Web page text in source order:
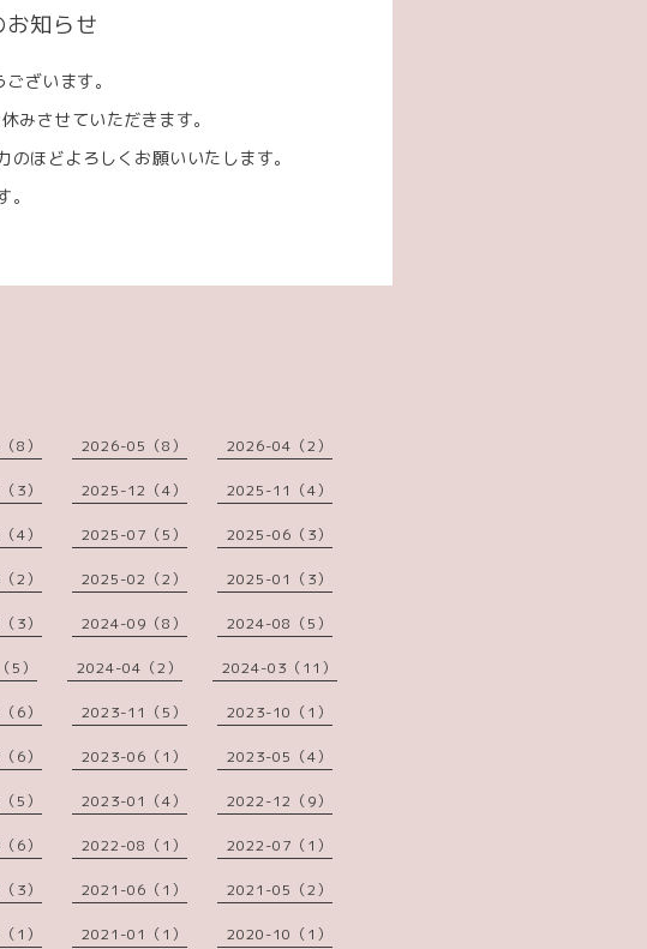
知らせ
ざいます。
みさせていただきます。
ほどよろしくお願いいたします。
8） 2026-05（8） 2026-04（2）
3） 2025-12（4） 2025-11（4）
4） 2025-07（5） 2025-06（3）
2） 2025-02（2） 2025-01（3）
3） 2024-09（8） 2024-08（5）
5） 2024-04（2） 2024-03（11）
6） 2023-11（5） 2023-10（1）
6） 2023-06（1） 2023-05（4）
5） 2023-01（4） 2022-12（9）
6） 2022-08（1） 2022-07（1）
3） 2021-06（1） 2021-05（2）
1） 2021-01（1） 2020-10（1）